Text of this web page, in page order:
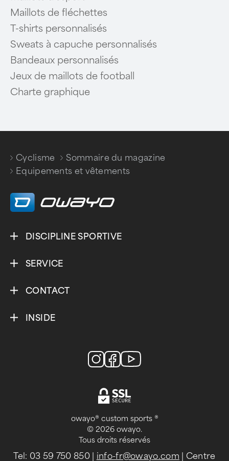
Maillots de fléchettes
T-shirts personnalisés
Sweats à capuche personnalisés
Bandeaux personnalisés
Jeux de maillots de football
Charte graphique
Cyclisme
/
Sommaire du magazine
/
Equipements et vêtements
DISCIPLINE SPORTIVE
SERVICE
CONTACT
INSIDE
owayo® custom sports ®
© 2026 owayo.
Tous droits réservés
Tel: 03 59 750 850| info-fr@owayo.com | Centre